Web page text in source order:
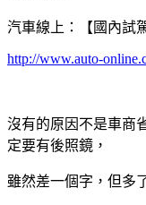
汽車線上：【國內試
http://www.auto-
沒有的原因不是車商
定要有後照鏡，
雖然差一個字，但多